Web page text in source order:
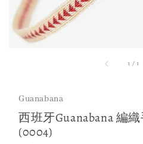
1 /1
Guanabana
西班牙Guanabana 編
(0004)